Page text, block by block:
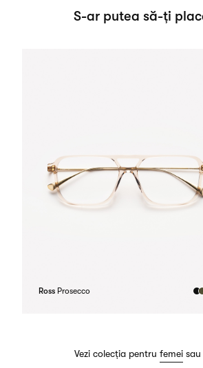
S-ar putea să-ți
Ross Prosecco
Vezi colecția pentru femei sau